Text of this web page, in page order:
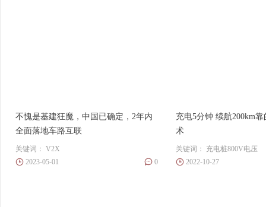
不愧是基建狂魔，中国已确定，2年内
全面落地车路互联
关键词： V2X
2023-05-01
0
充电5分钟 续航200km
术
关键词： 充电桩800V电压
2022-10-27